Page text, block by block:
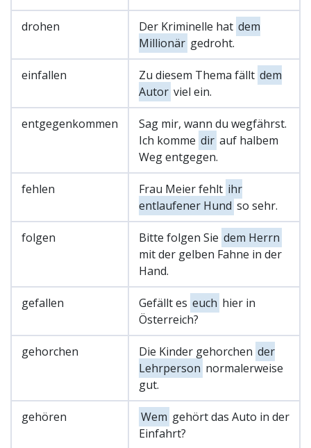
drohen Der Kriminelle hat dem
Millionär gedroht.
einfallen Zu diesem Thema fällt dem
Autor viel ein.
entgegenkommen
Sag mir, wann du wegfährst.
Ich komme dir auf halbem
Weg entgegen.
fehlen Frau Meier fehlt ihr
entlaufener Hund so sehr.
folgen Bitte folgen Sie dem Herrn
mit der gelben Fahne in der
Hand.
gefallen Gefällt es euch hier in
Österreich?
gehorchen Die Kinder gehorchen der
Lehrperson normalerweise
gut.
gehören Wem gehört das Auto in der
Einfahrt?